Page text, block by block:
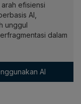
efisiensi
AI,
unggul
dalam
AI